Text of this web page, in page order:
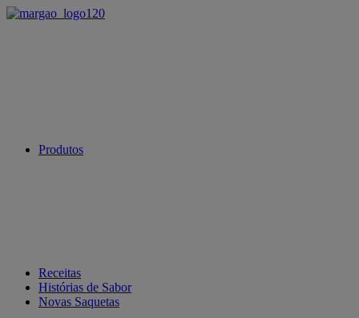
Produtos
Receitas
Histórias de Sabor
Novas Saquetas